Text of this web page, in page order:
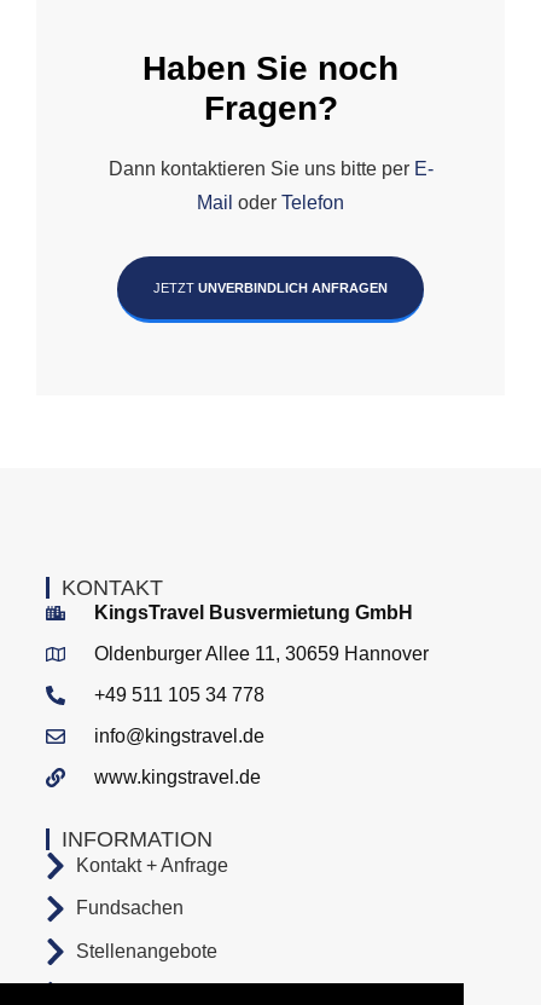
Haben Sie noch
Fragen?
Dann kontaktieren Sie uns bitte per E-
Mail oder Telefon
JETZT UNVERBINDLICH ANFRAGEN
INFORMATION
Kontakt + Anfrage
Fundsachen
Stellenangebote
KONTAKT
KingsTravel Busvermietung GmbH
Oldenburger Allee 11, 30659 Hannover
+49 511 105 34 778
info@kingstravel.de
www.kingstravel.de